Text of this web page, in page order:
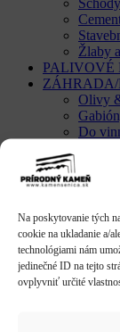
Na poskytovanie tých
cookie na ukladanie a/
technológiami nám
jedinečné ID na tejto
ovplyvniť určité
Schody
Žlaby
PALIVOVÉ
Olivy
Do
Krby